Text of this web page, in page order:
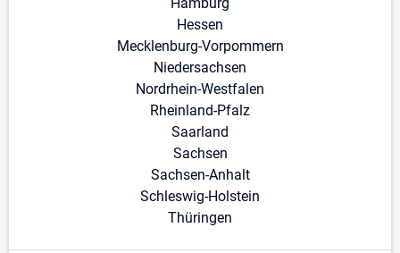
Hessen
Mecklenburg-Vorpommern
Niedersachsen
Nordrhein-Westfalen
Rheinland-Pfalz
Saarland
Sachsen
Sachsen-Anhalt
Schleswig-Holstein
Thüringen